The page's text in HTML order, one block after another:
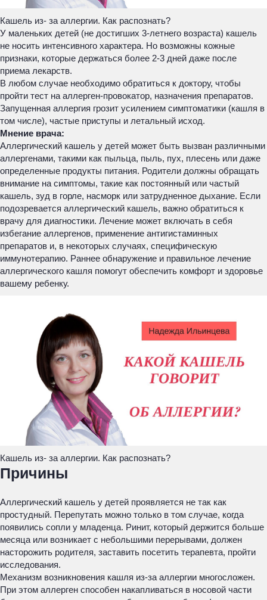
Кашель из- за аллергии. Как распознать?
У маленьких детей (не достигших 3-летнего возраста) кашель
не носить интенсивного характера. Но возможны кожные
признаки, которые держаться более 2-3 дней даже после
приема лекарств.
В любом случае необходимо обратиться к доктору, чтобы
пройти тест на аллерген-провокатор, назначения препаратов.
Запущенная аллергия грозит усилением симптоматики (кашля в
том числе), частые приступы и летальный исход.
Мнение врача:
Аллергический кашель у детей может быть вызван различными
аллергенами, такими как пыльца, пыль, пух, плесень или даже
определенные продукты питания. Родители должны обращать
внимание на симптомы, такие как постоянный или частый
кашель, зуд в горле, насморк или затрудненное дыхание. Если
подозревается аллергический кашель, важно обратиться к
врачу для диагностики. Лечение может включать в себя
избегание аллергенов, применение антигистаминных
препаратов и, в некоторых случаях, специфическую
иммунотерапию. Раннее обнаружение и правильное лечение
аллергического кашля помогут обеспечить комфорт и здоровье
вашему ребенку.
Кашель из- за аллергии. Как распознать?
Причины
Аллергический кашель у детей проявляется не так как
простудный. Перепутать можно только в том случае, когда
появились сопли у младенца. Ринит, который держится больше
месяца или возникает с небольшими перерывами, должен
насторожить родителя, заставить посетить терапевта, пройти
исследования.
Механизм возникновения кашля из-за аллергии многосложен.
При этом аллерген способен накапливаться в носовой части